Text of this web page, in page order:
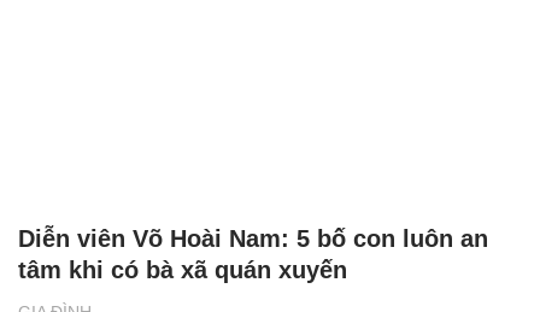
Diễn viên Võ Hoài Nam: 5 bố con luôn an
tâm khi có bà xã quán xuyến